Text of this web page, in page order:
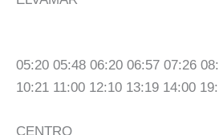
05:20 05:48 06:20 06:57 07:26
10:21 11:00 12:10 13:19 14:00
CENTRO